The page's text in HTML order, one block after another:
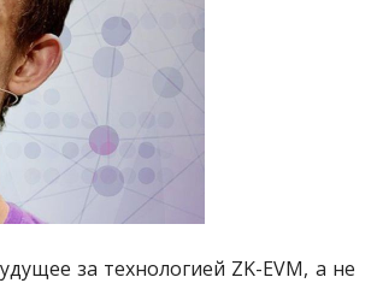
за технологией ZK-EVM, а не